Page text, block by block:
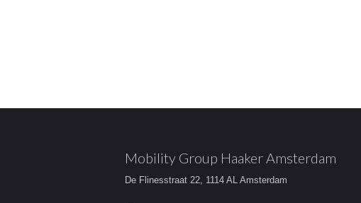
Mobility Group Haaker Amsterdam
De Flinesstraat 22, 1114 AL Amsterdam